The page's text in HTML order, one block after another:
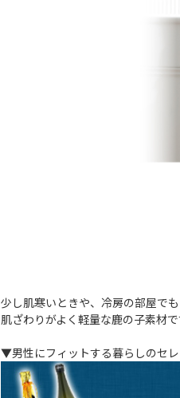
少し肌寒いときや、冷房の部屋で
肌ざわりがよく軽量な鹿の子素材で
▼男性にフィットする暮らしのセ